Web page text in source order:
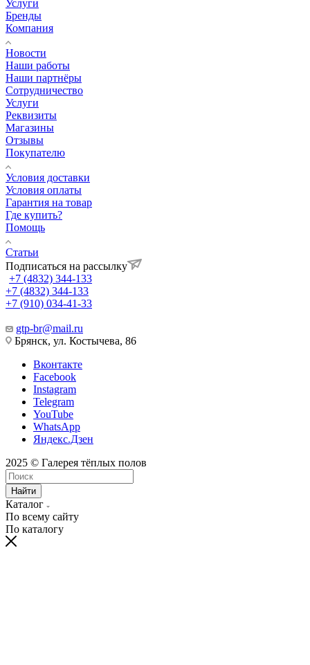
Услуги
Бренды
Компания
Новости
Наши работы
Наши партнёры
Сотрудничество
Услуги
Реквизиты
Магазины
Отзывы
Покупателю
Условия доставки
Условия оплаты
Гарантия на товар
Где купить?
Помощь
Статьи
Подписаться на рассылку
+7 (4832) 344-133
+7 (4832) 344-133
+7 (910) 034-41-33
gtp-br@mail.ru
Брянск, ул. Костычева, 86
Вконтакте
Facebook
Instagram
Telegram
YouTube
WhatsApp
Яндекс.Дзен
2025 © Галерея тёплых полов
Найти
Каталог
По всему сайту
По каталогу